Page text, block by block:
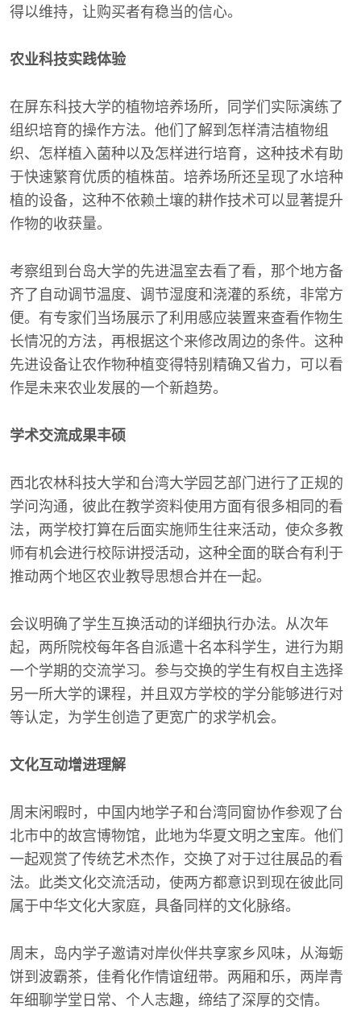
得以维持，让购买者有稳当的信心。
农业科技实践体验
在屏东科技大学的植物培养场所，同学们实际演练了
组织培育的操作方法。他们了解到怎样清洁植物组
织、怎样植入菌种以及怎样进行培育，这种技术有助
于快速繁育优质的植株苗。培养场所还呈现了水培种
植的设备，这种不依赖土壤的耕作技术可以显著提升
作物的收获量。
考察组到台岛大学的先进温室去看了看，那个地方备
齐了自动调节温度、调节湿度和浇灌的系统，非常方
便。有专家们当场展示了利用感应装置来查看作物生
长情况的方法，再根据这个来修改周边的条件。这种
先进设备让农作物种植变得特别精确又省力，可以看
作是未来农业发展的一个新趋势。
学术交流成果丰硕
西北农林科技大学和台湾大学园艺部门进行了正规的
学问沟通，彼此在教学资料使用方面有很多相同的看
法，两学校打算在后面实施师生往来活动，使众多教
师有机会进行校际讲授活动，这种全面的联合有利于
推动两个地区农业教导思想合并在一起。
会议明确了学生互换活动的详细执行办法。从次年
起，两所院校每年各自派遣十名本科学生，进行为期
一个学期的交流学习。参与交换的学生有权自主选择
另一所大学的课程，并且双方学校的学分能够进行对
等认定，为学生创造了更宽广的求学机会。
文化互动增进理解
周末闲暇时，中国内地学子和台湾同窗协作参观了台
北市中的故宫博物馆，此地为华夏文明之宝库。他们
一起观赏了传统艺术杰作，交换了对于过往展品的看
法。此类文化交流活动，使两方都意识到现在彼此同
属于中华文化大家庭，具备同样的文化脉络。
周末，岛内学子邀请对岸伙伴共享家乡风味，从海蛎
饼到波霸茶，佳肴化作情谊纽带。两厢和乐，两岸青
年细聊学堂日常、个人志趣，缔结了深厚的交情。